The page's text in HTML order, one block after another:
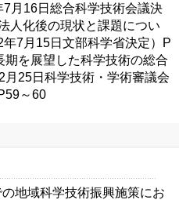
月16日総合科学技術会議決
人化後の現状と課題につい
7月15日文部科学省決定）P
を展望した科学技術の総合
25日科学技術・学術審議会
～60
地域科学技術振興施策にお